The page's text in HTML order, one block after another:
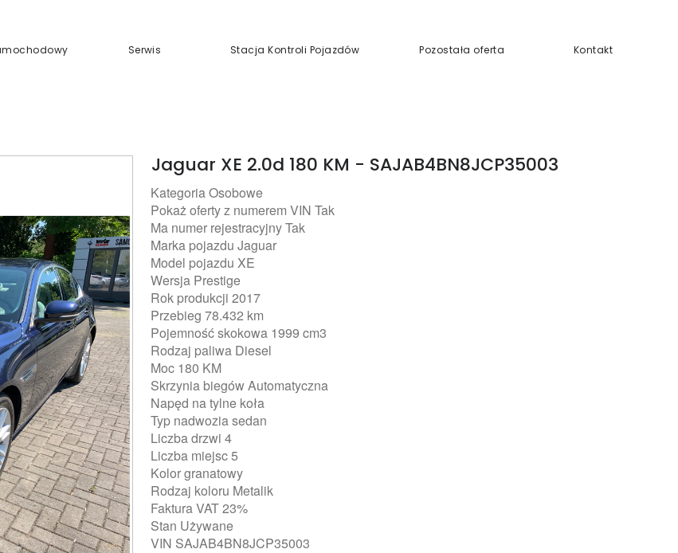
Serwis Stacja Kontroli Pojazdów Pozostała oferta Kontakt
Jaguar XE 2.0d 180 KM - SAJAB4BN8JCP35003
Kategoria Osobowe
Pokaż oferty z numerem VIN Tak
Ma numer rejestracyjny Tak
Marka pojazdu Jaguar
Model pojazdu XE
Wersja Prestige
Rok produkcji 2017
Przebieg 78.432 km
Pojemność skokowa 1999 cm3
Rodzaj paliwa Diesel
Moc 180 KM
Skrzynia biegów Automatyczna
Napęd na tylne koła
Typ nadwozia sedan
Liczba drzwi 4
Liczba miejsc 5
Kolor granatowy
Rodzaj koloru Metalik
Faktura VAT 23%
Stan Używane
VIN SAJAB4BN8JCP35003